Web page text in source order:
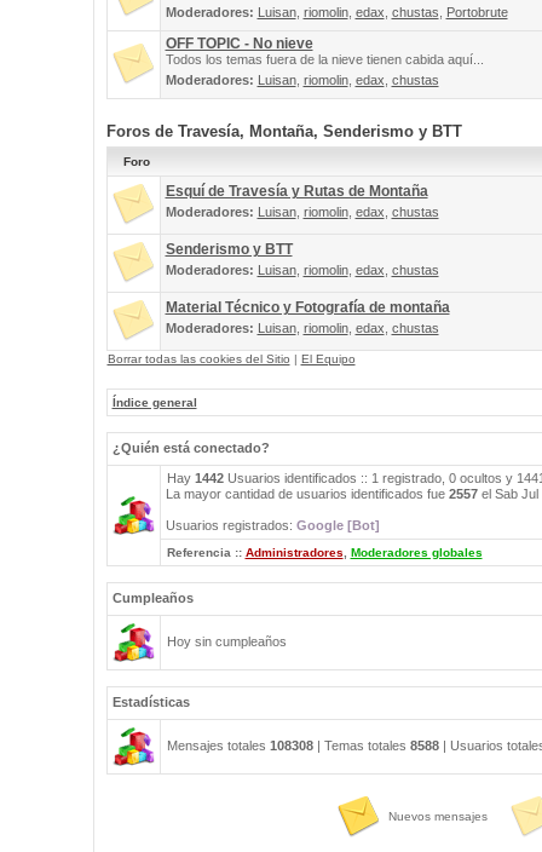
Moderadores: Luisan, riomolin, edax chustas Portobrute
OFF TOPIC - No nieve
Todos los temas fuera de la nieve tienen cabida aquí...
Moderadores: Luisan, riomolin, edax chustas
Foros de Travesía, Montaña, Senderismo y BTT
Foro
Esquí de Travesía y Rutas de Montaña
Moderadores: Luisan, riomolin, edax chustas
Senderismo y BTT
Moderadores: Luisan, riomolin, edax chustas
Material Técnico y Fotografía de montaña
Moderadores: Luisan, riomolin, edax chustas
Borrar todas las cookies del Sitio | El Equipo
Índice general
¿Quién está conectado?
Hay 1442Usuarios identificados :: 1 registrado, 0 ocultos y
La mayor cantidad de usuarios identificados fue 2557el Sab Jul
Usuarios registrados: Google [Bot]
Referencia :: Administradores Moderadores globales
Cumpleaños
Hoy sin cumpleaños
Estadísticas
Mensajes totales 108308| Temas totales 8588| Usuarios
Nuevos mensajes